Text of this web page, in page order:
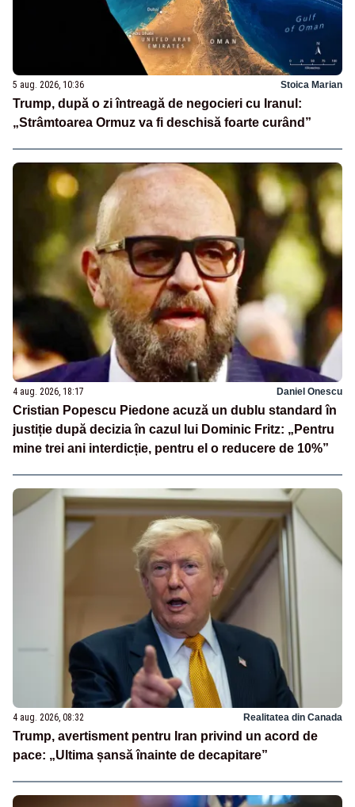
5 aug. 2026, 10:36 Stoica Marian
Trump, după o zi întreagă de negocieri cu Iranul:
„Strâmtoarea Ormuz va fi deschisă foarte curând”
4 aug. 2026, 18:17 Daniel Onescu
Cristian Popescu Piedone acuză un dublu standard în
justiție după decizia în cazul lui Dominic Fritz: „Pentru
mine trei ani interdicție, pentru el o reducere de 10%”
4 aug. 2026, 08:32 Realitatea din Canada
Trump, avertisment pentru Iran privind un acord de
pace: „Ultima șansă înainte de decapitare”